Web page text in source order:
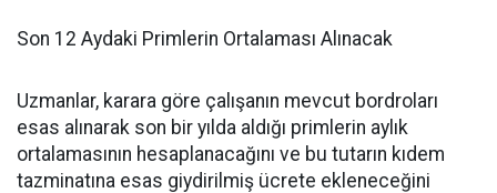
Son 12 Aydaki Primlerin Ortalaması Alınacak
Uzmanlar, karara göre çalışanın mevcut bordroları
esas alınarak son bir yılda aldığı primlerin aylık
ortalamasının hesaplanacağını ve bu tutarın kıdem
tazminatına esas giydirilmiş ücrete ekleneceğini